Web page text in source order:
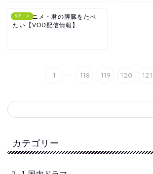
6.アニメ
劇場アニメ・君の膵臓をたべ
たい【VOD配信情報】
1 ... 118 119 120 121
カテゴリー